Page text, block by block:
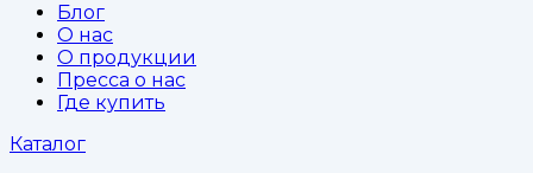
Блог
О нас
О продукции
Пресса о нас
Где купить
Каталог